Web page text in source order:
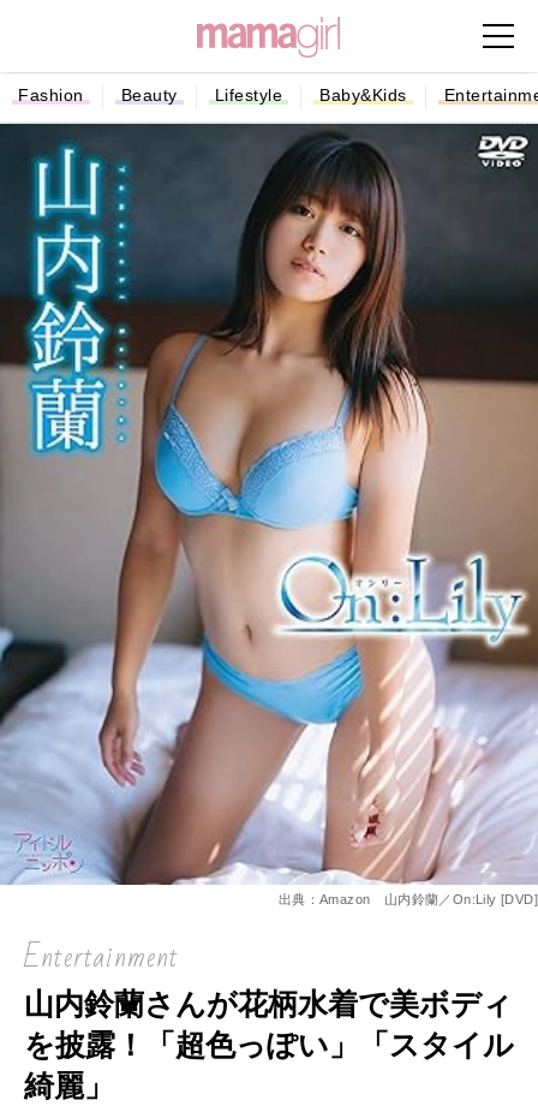
Fashion Beauty Lifestyle Baby&Kids
出典：Amazon 山内鈴蘭／On:Lily [DVD]
Entertainment
山内鈴蘭さんが花柄水着で美ボディ
を披露！「超色っぽい」「スタイル
綺麗」